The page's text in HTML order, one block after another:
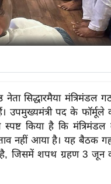
सिद्धारमैया मंत्रिमंडल
उपमुख्यमंत्री पद के फॉर्मूले
किया है कि
नहीं आया है। यह बैठक
है, जिसमें शपथ ग्रहण 3 जून